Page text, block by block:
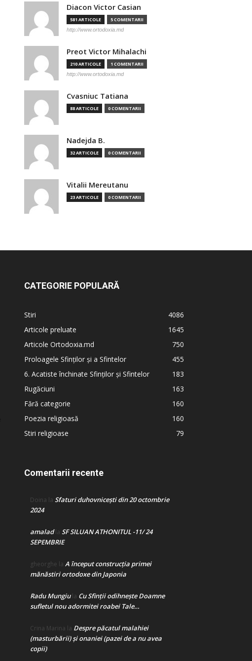
Diacon Victor Casian
581 ARTICOLE 5 COMENTARII
http://www.ortodoxia.md
Preot Victor Mihalachi
210 ARTICOLE 1 COMENTARII
http://www.ortodoxia.md
Cvasniuc Tatiana
88 ARTICOLE 0 COMENTARII
Nadejda B.
32 ARTICOLE 0 COMENTARII
Vitalii Mereutanu
23 ARTICOLE 0 COMENTARII
CATEGORIE POPULARĂ
Stiri
4086
Articole preluate
1645
Articole Ortodoxia.md
750
Proloagele Sfinților și a Sfintelor
455
6. Acatiste închinate Sfinților și Sfintelor
183
Rugăciuni
163
Fără categorie
160
Poezia religioasă
160
Stiri religioase
79
Comentarii recente
Doina la Sfaturi duhovnicești din 20 octombrie
2024
amaladla SF SILUAN ATHONITUL -11/ 24
SEPEMBRIE
gheorghe la A început construcţia primei
mănăstiri ortodoxe din Japonia
Radu Mungiula Cu Sfinții odihnește Doamne
sufletul nou adormitei roabei Tale…
Crina Marina la Despre păcatul malahiei
(masturbării) şi onaniei (pazei de a nu avea
copii)